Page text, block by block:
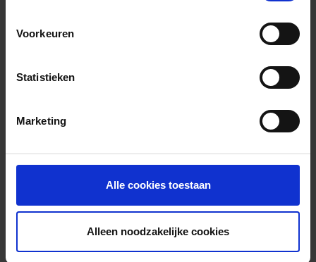
Voorkeuren
Statistieken
Marketing
Alle cookies toestaan
Alleen noodzakelijke cookies